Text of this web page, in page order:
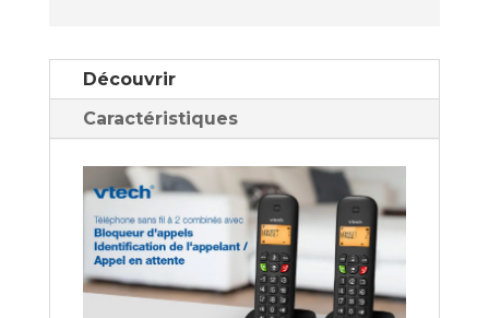
Découvrir
Caractéristiques